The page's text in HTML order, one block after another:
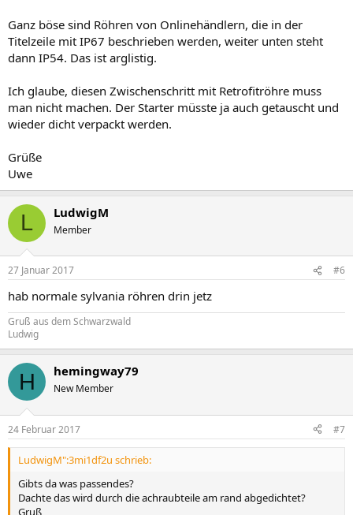
Ganz böse sind Röhren von Onlinehändlern, die in der
Titelzeile mit IP67 beschrieben werden, weiter unten steht
dann IP54. Das ist arglistig.
Ich glaube, diesen Zwischenschritt mit Retrofitröhre muss
man nicht machen. Der Starter müsste ja auch getauscht und
wieder dicht verpackt werden.
Grüße
Uwe
L LudwigM
Member
27 Januar 2017 #6
hab normale sylvania röhren drin jetz
Gruß aus dem Schwarzwald
Ludwig
H hemingway79
New Member
24 Februar 2017 #7
LudwigM":3mi1df2u schrieb:
Gibts da was passendes?
Dachte das wird durch die achraubteile am rand abgedichtet?
Gruß